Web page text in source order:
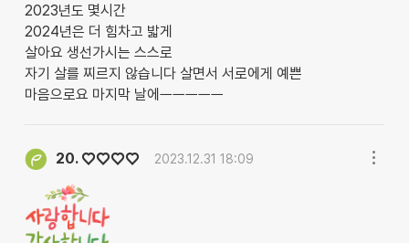
2023년도 몇시간
2024년은 더 힘차고 밟게
살아요 생선가시는 스스로
자기 살를 찌르지 않습니다 살면서 서로에게 예쁜
마음으로요 마지막 날에ㅡㅡㅡㅡㅡ
20. ♡♡♡♡ 2023.12.31 18:09